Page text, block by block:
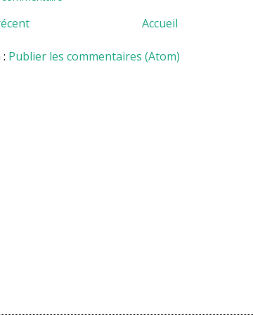
Accueil
Publier les commentaires (Atom)